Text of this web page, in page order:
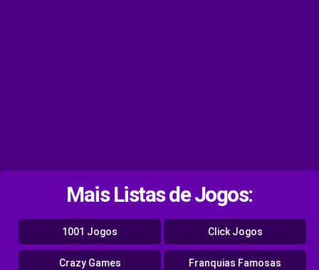
Mais Listas de Jogos:
1001 Jogos Click Jogos
Crazy Games Franquias Famosas